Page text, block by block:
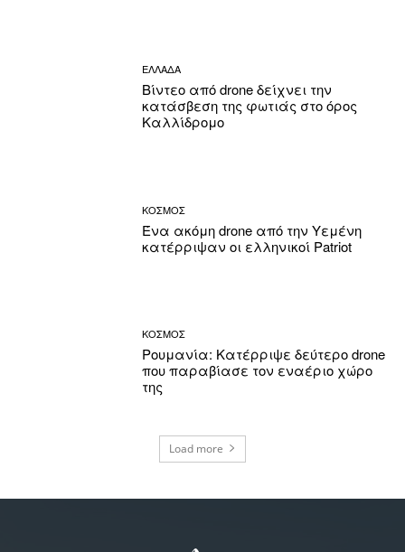
ΕΛΛΑΔΑ
Βίντεο από drone δείχνει την
κατάσβεση της φωτιάς στο όρος
Καλλίδρομο
ΚΟΣΜΟΣ
Ένα ακόμη drone από την Υεμένη
κατέρριψαν οι ελληνικοί Patriot
ΚΟΣΜΟΣ
Ρουμανία: Κατέρριψε δεύτερο drone
που παραβίασε τον εναέριο χώρο
της
Load more